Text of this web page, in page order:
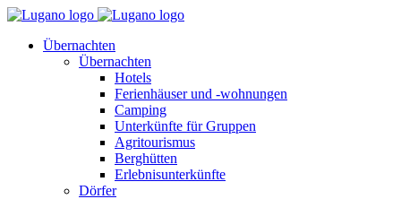
Übernachten
Übernachten
Hotels
Ferienhäuser und -wohnungen
Camping
Unterkünfte für Gruppen
Agritourismus
Berghütten
Erlebnisunterkünfte
Dörfer